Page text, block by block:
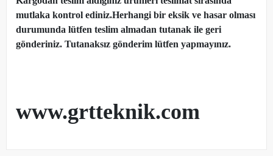
mutlaka kontrol ediniz.Herhangi bir eksik ve hasar olması
durumunda lütfen teslim almadan tutanak ile geri
gönderiniz. Tutanaksız gönderim lütfen yapmayınız.
www.grtteknik.com